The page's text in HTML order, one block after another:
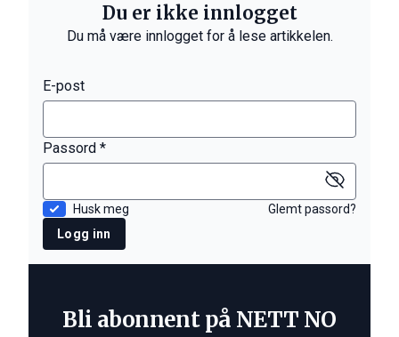
Du er ikke innlogget
Du må være innlogget for å lese artikkelen.
E-post
Passord *
Husk meg
Glemt passord?
Logg inn
Bli abonnent på NETT NO